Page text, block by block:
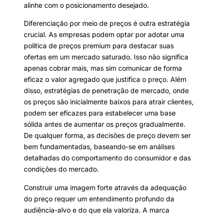
alinhe com o posicionamento desejado.
Diferenciação por meio de preços é outra estratégia
crucial. As empresas podem optar por adotar uma
política de preços premium para destacar suas
ofertas em um mercado saturado. Isso não significa
apenas cobrar mais, mas sim comunicar de forma
eficaz o valor agregado que justifica o preço. Além
disso, estratégias de penetração de mercado, onde
os preços são inicialmente baixos para atrair clientes,
podem ser eficazes para estabelecer uma base
sólida antes de aumentar os preços gradualmente.
De qualquer forma, as decisões de preço devem ser
bem fundamentadas, baseando-se em análises
detalhadas do comportamento do consumidor e das
condições do mercado.
Construir uma imagem forte através da adequação
do preço requer um entendimento profundo da
audiência-alvo e do que ela valoriza. A marca